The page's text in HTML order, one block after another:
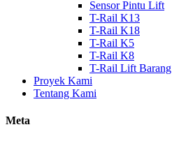
Sensor Pintu Lift
T-Rail K13
T-Rail K18
T-Rail K5
T-Rail K8
T-Rail Lift Barang
Proyek Kami
Tentang Kami
Meta